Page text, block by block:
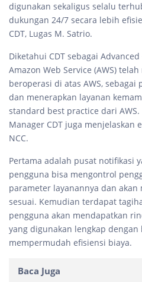
digunakan sekaligus selalu
dukungan 24/7 secara lebih
CDT, Lugas M. Satrio.
Diketahui CDT sebagai
Amazon Web Service (AWS)
beroperasi di atas AWS,
dan menerapkan layanan
standard best practice dari AWS.
Manager CDT juga menjelaskan
NCC.
Pertama adalah pusat notifikasi
pengguna bisa mengontrol
parameter layanannya dan
sesuai. Kemudian terdapat
pengguna akan mendapatkan
yang digunakan lengkap
mempermudah efisiensi biaya.
Baca Juga